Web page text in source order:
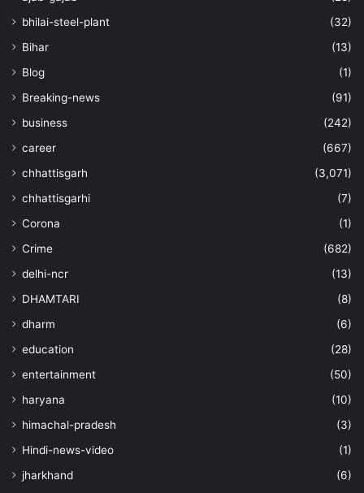
bhilai-steel-plant
(32)
Bihar
(13)
Blog
(1)
Breaking-news
(91)
business
(242)
career
(667)
chhattisgarh
(3,071)
chhattisgarhi
(7)
Corona
(1)
Crime
(682)
delhi-ncr
(13)
DHAMTARI
(8)
dharm
(6)
education
(28)
entertainment
(50)
haryana
(10)
himachal-pradesh
(3)
Hindi-news-video
(1)
jharkhand
(6)